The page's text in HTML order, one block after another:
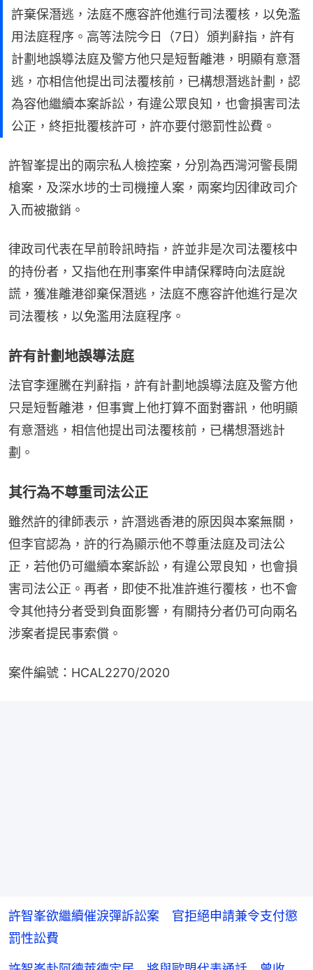
許棄保潛逃，法庭不應容許他進行司法覆核，以免濫
用法庭程序。高等法院今日（7日）頒判辭指，許有
計劃地誤導法庭及警方他只是短暫離港，明顯有意潛
逃，亦相信他提出司法覆核前，已構想潛逃計劃，認
為容他繼續本案訴訟，有違公眾良知，也會損害司法
公正，終拒批覆核許可，許亦要付懲罰性訟費。
許智峯提出的兩宗私人檢控案，分別為西灣河警長開
槍案，及深水埗的士司機撞人案，兩案均因律政司介
入而被撤銷。
律政司代表在早前聆訊時指，許並非是次司法覆核中
的持份者，又指他在刑事案件申請保釋時向法庭說
謊，獲准離港卻棄保潛逃，法庭不應容許他進行是次
司法覆核，以免濫用法庭程序。
許有計劃地誤導法庭
法官李運騰在判辭指，許有計劃地誤導法庭及警方他
只是短暫離港，但事實上他打算不面對審訊，他明顯
有意潛逃，相信他提出司法覆核前，已構想潛逃計
劃。
其行為不尊重司法公正
雖然許的律師表示，許潛逃香港的原因與本案無關，
但李官認為，許的行為顯示他不尊重法庭及司法公
正，若他仍可繼續本案訴訟，有違公眾良知，也會損
害司法公正。再者，即使不批准許進行覆核，也不會
令其他持分者受到負面影響，有關持分者仍可向兩名
涉案者提民事索償。
案件編號：HCAL2270/2020
許智峯欲繼續催淚彈訴訟案 官拒絕申請兼令支付懲
罰性訟費